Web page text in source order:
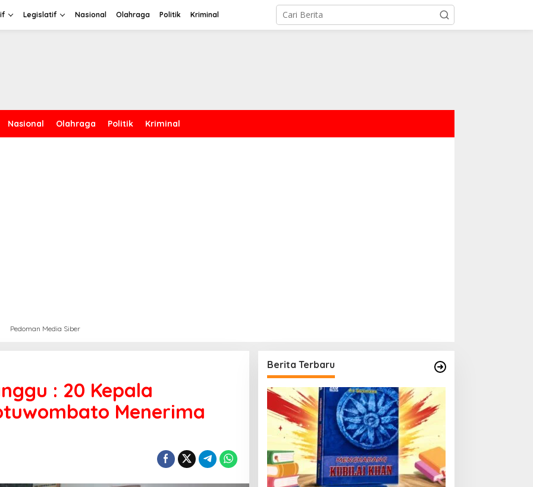
Legislatif Nasional Olahraga Politik Kriminal
Nasional Olahraga Politik Kriminal
Pedoman Media Siber
: 20 Kepala
Menerima
Berita Terbaru